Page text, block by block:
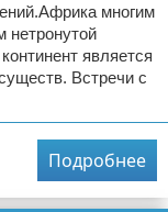
многим
нетронутой
является
Встречи с
Подробнее